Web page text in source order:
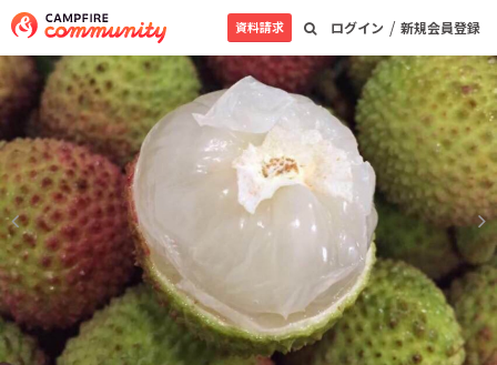
ログイン / 新規会員登録
資料請求